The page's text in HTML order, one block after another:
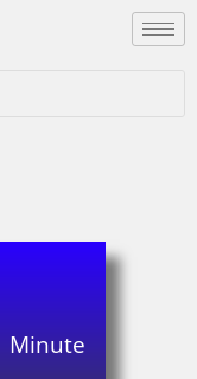
Minute